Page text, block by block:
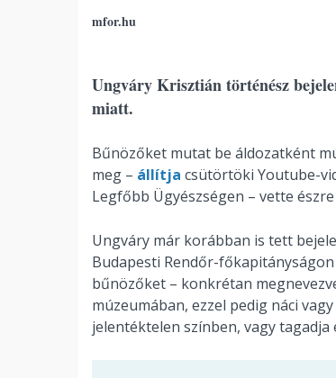
mfor.hu
Ungváry Krisztián történész
miatt.
Bűnözőket mutat be áldozatként
meg – állítja csütörtöki Youtube-
Legfőbb Ügyészségen – vette észre
Ungváry már korábban is tett
Budapesti Rendőr-
bűnözőket – konkrétan
múzeumában, ezzel pedig náci
jelentéktelen színben, vagy tagadja